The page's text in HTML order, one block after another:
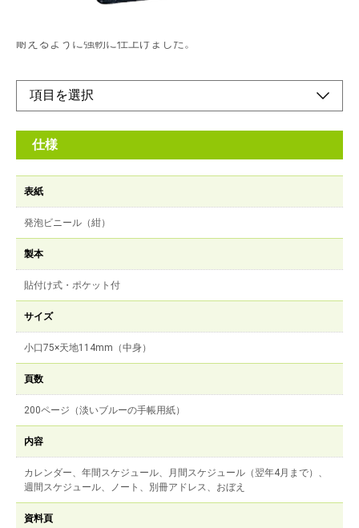
耐えるように強靭に仕上げました。
仕様
表紙
発泡ビニール（紺）
製本
貼付け式・ポケット付
サイズ
小口75×天地114mm（中身）
頁数
200ページ（淡いブルーの手帳用紙）
内容
カレンダー、年間スケジュール、月間スケジュール（翌年4月まで）、
週間スケジュール、ノート、別冊アドレス、おぼえ
資料頁